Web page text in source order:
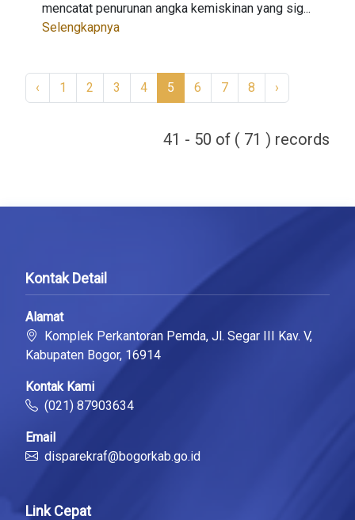
mencatat penurunan angka kemiskinan yang sig...
Selengkapnya
‹ 1 2 3 4 5 6 7 8 ›
41 - 50 of ( 71 ) records
Kontak Detail
Alamat
Komplek Perkantoran Pemda, Jl. Segar III Kav. V,
Kabupaten Bogor, 16914
Kontak Kami
(021) 87903634
Email
disparekraf@bogorkab.go.id
Link Cepat